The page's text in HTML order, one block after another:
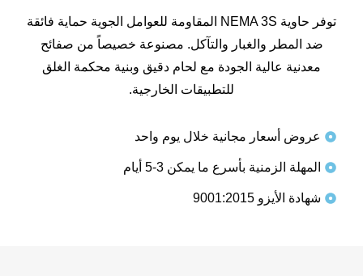
توفر حاوية NEMA 3S المقاومة للعوامل الجوية حماية فائقة
ضد المطر والغبار والتآكل. مصنوعة خصيصاً من صفائح
معدنية عالية الجودة مع لحام دقيق وبنية محكمة الغلق
للتطبيقات الخارجية.
عروض أسعار مجانية خلال يوم واحد
المهلة الزمنية بأسرع ما يمكن 3-5 أيام
شهادة الأيزو 9001:2015